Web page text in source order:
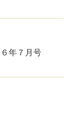
年７月号